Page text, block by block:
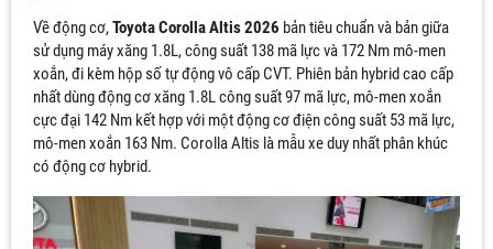
Về động cơ,Toyota Corolla Altis 2026 bản tiêu chuẩn và bản giữa
sử dụng máy xăng 1.8L, công suất 138 mã lực và 172 Nm mô-men
xoắn, đi kèm hộp số tự động vô cấp CVT. Phiên bản hybrid cao cấp
nhất dùng động cơ xăng 1.8L công suất 97 mã lực, mô-men xoắn
cực đại 142 Nm kết hợp với một động cơ điện công suất 53 mã lực,
mô-men xoắn 163 Nm. Corolla Altis là mẫu xe duy nhất phân khúc
có động cơ hybrid.
ĐĂNG KÝ! NHẬN BÁO GIÁ XE
Họ tên